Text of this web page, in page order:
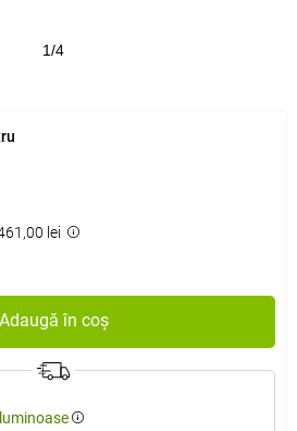
1/4
lei
Adaugă în coș